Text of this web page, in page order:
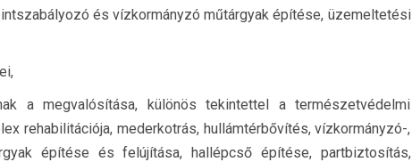
és vízkormányzó műtárgyak építése, üzemeltetési
a megvalósítása, különös tekintettel a természetvédelmi
rehabilitációja, mederkotrás, hullámtérbővítés, vízkormányzó-,
építése és felújítása, hallépcső építése, partbiztosítás,